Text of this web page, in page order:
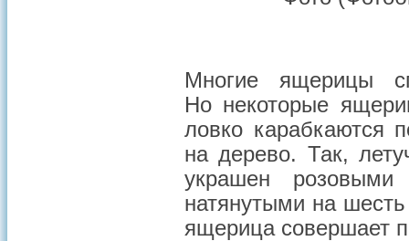
Многие ящерицы
Но некоторые
ловко карабкаются
на дерево. Так,
украшен
натянутыми на
ящерица совершает